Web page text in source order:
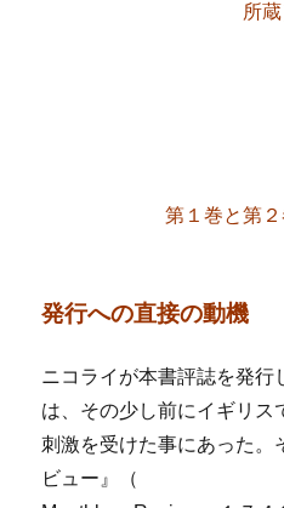
所蔵
第１巻と第
発行への直接の動機
ニコライが本書評誌を発行
は、その少し前にイギリス
刺激を受けた事にあった。
ビュー』（